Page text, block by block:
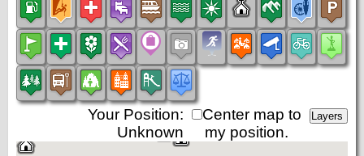
Center map to
my position.
Your Position:
Unknown